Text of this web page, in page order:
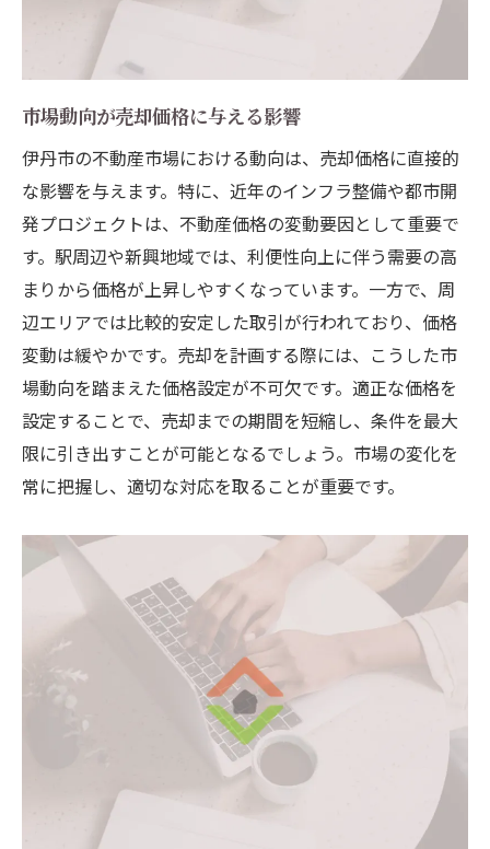
市場動向が売却価格に与える影響
伊丹市の不動産市場における動向は、売却価格に直接的
な影響を与えます。特に、近年のインフラ整備や都市開
発プロジェクトは、不動産価格の変動要因として重要で
す。駅周辺や新興地域では、利便性向上に伴う需要の高
まりから価格が上昇しやすくなっています。一方で、周
辺エリアでは比較的安定した取引が行われており、価格
変動は緩やかです。売却を計画する際には、こうした市
場動向を踏まえた価格設定が不可欠です。適正な価格を
設定することで、売却までの期間を短縮し、条件を最大
限に引き出すことが可能となるでしょう。市場の変化を
常に把握し、適切な対応を取ることが重要です。